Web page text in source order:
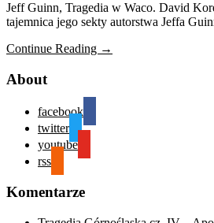
Jeff Guinn, Tragedia w Waco. David
tajemnica jego sekty autorstwa Jeffa
Continue Reading →
About
facebook
twitter
youtube
rss
Komentarze